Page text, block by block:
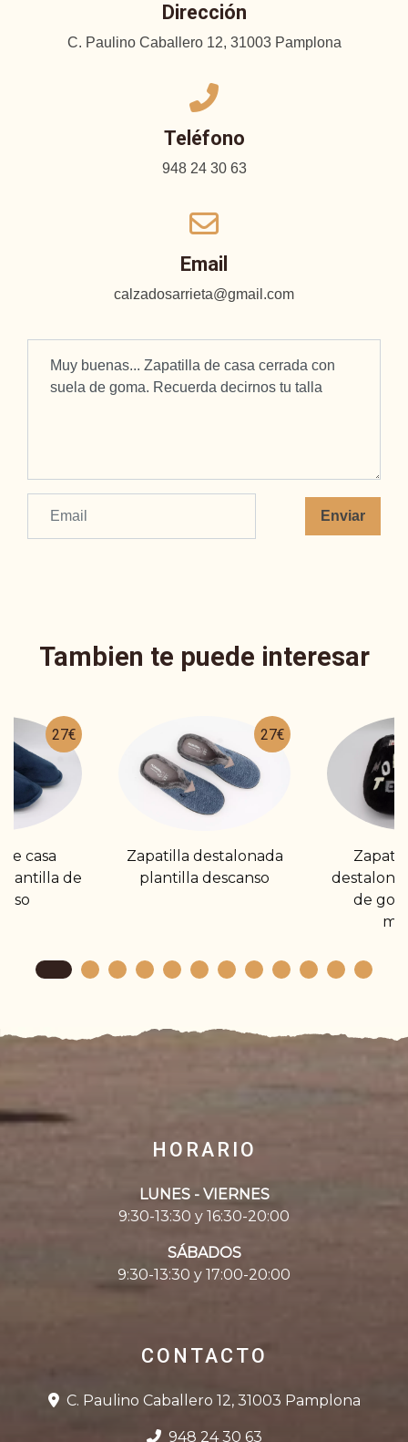
Dirección
C. Paulino Caballero 12, 31003 Pamplona
Teléfono
948 24 30 63
Email
calzadosarrieta@gmail.com
Enviar
Tambien te puede interesar
27€
casa
de
27€
Zapatilla destalonada
plantilla descanso
de
HORARIO
LUNES - VIERNES
9:30-13:30 y 16:30-20:00
SÁBADOS
9:30-13:30 y 17:00-20:00
CONTACTO
C. Paulino Caballero 12, 31003 Pamplona
948 24 30 63